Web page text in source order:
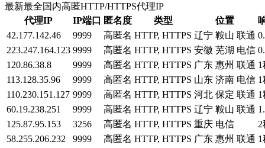
最新最全国内高匿HTTP/HTTPS代理IP
代理IP
IP端口 匿名度 类型 位置
42.177.142.46
9999 高匿名 HTTP, HTTPS 辽宁 鞍山 联通
223.247.164.123 9999 高匿名 HTTP, HTTPS 安徽 芜湖 电信
120.86.38.8
9999 高匿名 HTTP, HTTPS 广东 惠州 联通 1
113.128.35.96
9999 高匿名 HTTP, HTTPS 山东 济南 电信 1
110.230.151.127 9999 高匿名 HTTP, HTTPS 河北 保定 联通 1
60.19.238.251
9999 高匿名 HTTP, HTTPS 辽宁 鞍山 联通
125.87.95.153
3256 高匿名 HTTP, HTTPS 重庆 电信
2
58.255.206.232
9999 高匿名 HTTP, HTTPS 广东 惠州 联通 1